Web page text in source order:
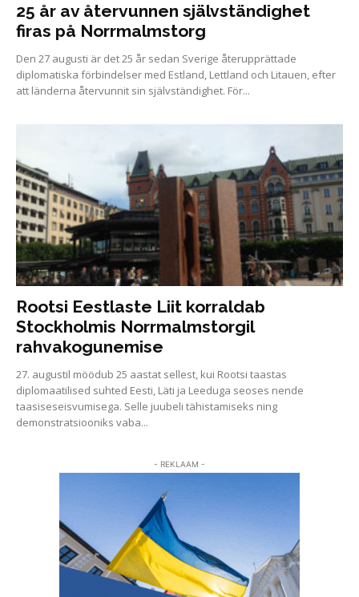
25 år av återvunnen självständighet
firas på Norrmalmstorg
Den 27 augusti är det 25 år sedan Sverige återupprättade
diplomatiska förbindelser med Estland, Lettland och Litauen, efter
att länderna återvunnit sin självständighet. För...
Rootsi Eestlaste Liit korraldab
Stockholmis Norrmalmstorgil
rahvakogunemise
27. augustil möödub 25 aastat sellest, kui Rootsi taastas
diplomaatilised suhted Eesti, Läti ja Leeduga seoses nende
taasiseseisvumisega. Selle juubeli tähistamiseks ning
demonstratsiooniks vaba...
- REKLAAM -